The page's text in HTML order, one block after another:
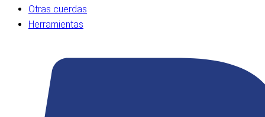
Otras cuerdas
Herramientas